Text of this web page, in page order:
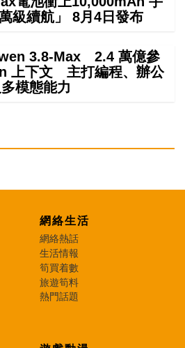
級續航」 8月4日發布
3.8-Max 2.4 萬億參
上下文 主打編程、辦公
模態能力
網絡生活
網絡熱話
生活情報
筍買着數
旅遊筍料
熱門話題